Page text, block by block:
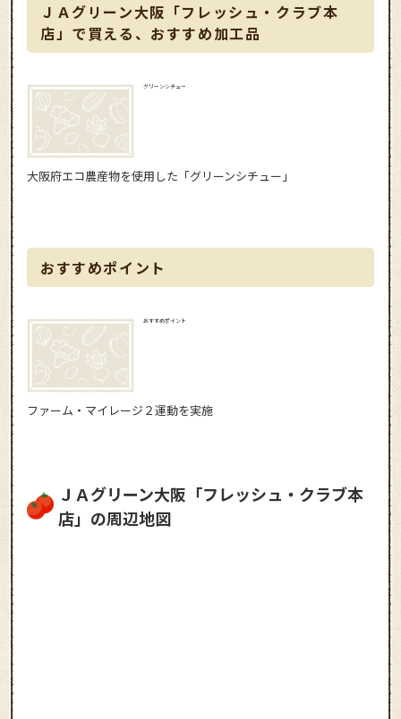
ＪＡグリーン大阪「フレッシュ・クラブ本
店」で買える、おすすめ加工品
グリーンシチュー
大阪府エコ農産物を使用した「グリーンシチュー」
おすすめポイント
おすすめポイント
ファーム・マイレージ２運動を実施
ＪＡグリーン大阪「フレッシュ・クラブ本
店」の周辺地図